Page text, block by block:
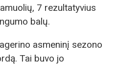
7 rezultatyvius
balų.
asmeninį sezono
Tai buvo jo